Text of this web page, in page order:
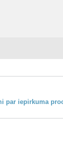
par iepirkuma